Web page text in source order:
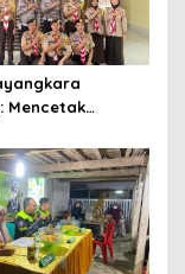
Mencetak
Keselamatan